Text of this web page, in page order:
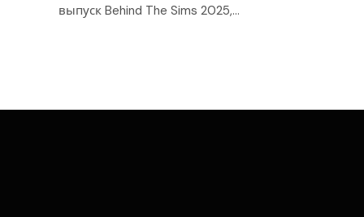
выпуск Behind The Sims 2025,…